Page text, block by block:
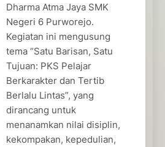
Dharma Atma Jaya SMK
Negeri 6 Purworejo.
Kegiatan ini mengusung
tema “Satu Barisan, Satu
Tujuan: PKS Pelajar
Berkarakter dan Tertib
Berlalu Lintas”, yang
dirancang untuk
menanamkan nilai disiplin,
kekompakan, kepedulian,